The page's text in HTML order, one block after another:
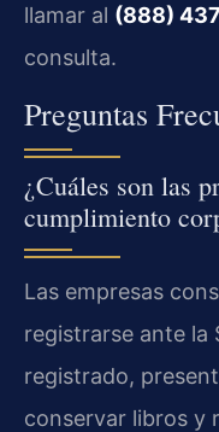
llamar al (888)
consulta.
Preguntas
¿Cuáles son las
cumplimiento
Las empresas
registrarse ante la
registrado,
conservar libros y